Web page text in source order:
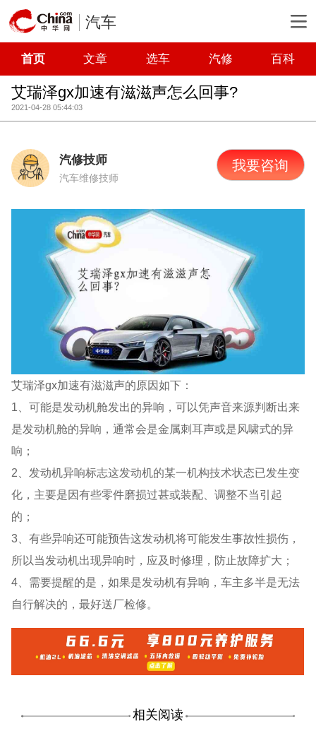
汽车
首页 文章 选车 汽修 百科
艾瑞泽gx加速有滋滋声怎么回事?
2021-04-28 05:44:03
汽修技师
汽车维修技师
我要咨询
艾瑞泽gx加速有滋滋声的原因如下：
1、可能是发动机舱发出的异响，可以凭声音来源判断出来
是发动机舱的异响，通常会是金属刺耳声或是风啸式的异
响；
2、发动机异响标志这发动机的某一机构技术状态已发生变
化，主要是因有些零件磨损过甚或装配、调整不当引起
的；
3、有些异响还可能预告这发动机将可能发生事故性损伤，
所以当发动机出现异响时，应及时修理，防止故障扩大；
4、需要提醒的是，如果是发动机有异响，车主多半是无法
自行解决的，最好送厂检修。
相关阅读